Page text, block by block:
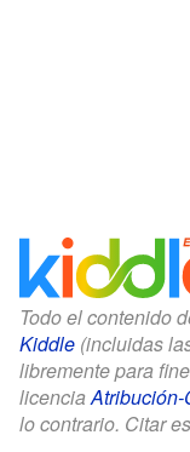
Todo el contenido
Kiddle (incluidas
libremente para
licencia
lo contrario. Citar